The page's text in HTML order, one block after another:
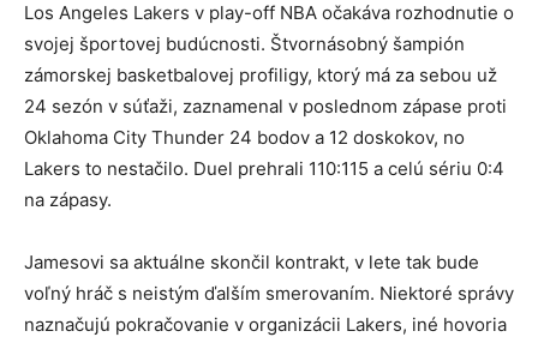
Los Angeles Lakers v play-off NBA očakáva rozhodnutie o
svojej športovej budúcnosti. Štvornásobný šampión
zámorskej basketbalovej profiligy, ktorý má za sebou už
24 sezón v súťaži, zaznamenal v poslednom zápase proti
Oklahoma City Thunder 24 bodov a 12 doskokov, no
Lakers to nestačilo. Duel prehrali 110:115 a celú sériu 0:4
na zápasy.
Jamesovi sa aktuálne skončil kontrakt, v lete tak bude
voľný hráč s neistým ďalším smerovaním. Niektoré správy
naznačujú pokračovanie v organizácii Lakers, iné hovoria